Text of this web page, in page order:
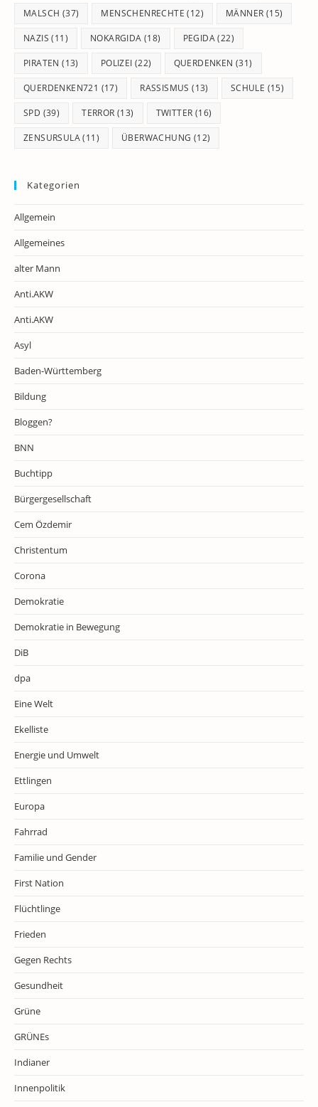
MALSCH (37) MENSCHENRECHTE (12) MÄNNER (15)
NAZIS (11) NOKARGIDA (18) PEGIDA(22)
PIRATEN (13) POLIZEI (22) QUERDENKEN (31)
QUERDENKEN721 (17) RASSISMUS (13) SCHULE (15)
SPD (39) TERROR (13) TWITTER (16)
ZENSURSULA(11) ÜBERWACHUNG (12)
Kategorien
Allgemein
Allgemeines
alter Mann
Anti.AKW
Anti.AKW
Asyl
Baden-Württemberg
Bildung
Bloggen?
BNN
Buchtipp
Bürgergesellschaft
Cem Özdemir
Christentum
Corona
Demokratie
Demokratie in Bewegung
DiB
dpa
Eine Welt
Ekelliste
Energie und Umwelt
Ettlingen
Europa
Fahrrad
Familie und Gender
First Nation
Flüchtlinge
Frieden
Gegen Rechts
Gesundheit
Grüne
GRÜNEs
Indianer
Innenpolitik